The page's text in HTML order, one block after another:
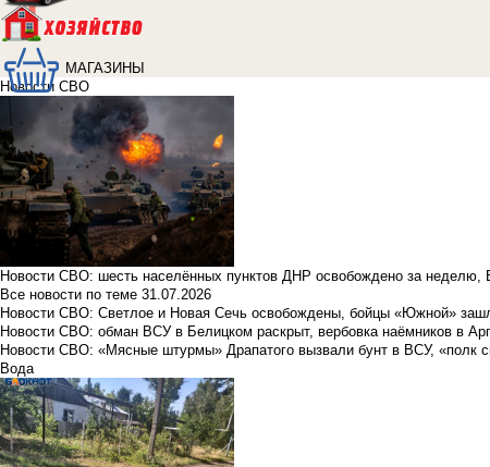
МАГАЗИНЫ
Новости СВО
Новости СВО: шесть населённых пунктов ДНР освобождено за неделю,
Все новости по теме 31.07.2026
Новости СВО: Светлое и Новая Сечь освобождены, бойцы «Южной»
Новости СВО: обман ВСУ в Белицком раскрыт, вербовка наёмников в
Новости СВО: «Мясные штурмы» Драпатого вызвали бунт в ВСУ, «полк
Вода